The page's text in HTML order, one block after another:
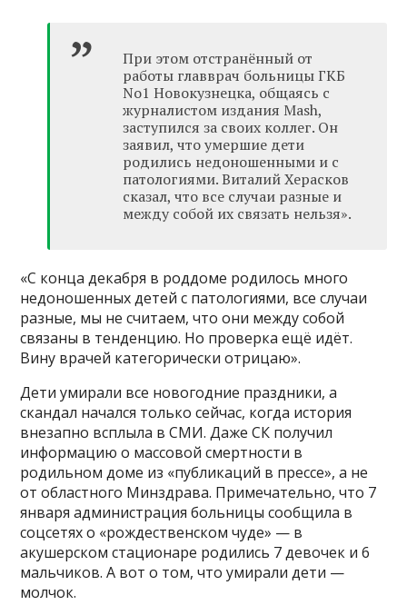
При этом отстранённый от
работы главврач больницы ГКБ
No1 Новокузнецка, общаясь с
журналистом издания Mash,
заступился за своих коллег. Он
заявил, что умершие дети
родились недоношенными и с
патологиями. Виталий Херасков
сказал, что все случаи разные и
между собой их связать нельзя».
«С конца декабря в роддоме родилось много
недоношенных детей с патологиями, все случаи
разные, мы не считаем, что они между собой
связаны в тенденцию. Но проверка ещё идёт.
Вину врачей категорически отрицаю».
Дети умирали все новогодние праздники, а
скандал начался только сейчас, когда история
внезапно всплыла в СМИ. Даже СК получил
информацию о массовой смертности в
родильном доме из «публикаций в прессе», а не
от областного Минздрава. Примечательно, что 7
января администрация больницы сообщила в
соцсетях о «рождественском чуде» — в
акушерском стационаре родились 7 девочек и 6
мальчиков. А вот о том, что умирали дети —
молчок.